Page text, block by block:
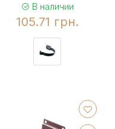
В наличии
105.71 грн.